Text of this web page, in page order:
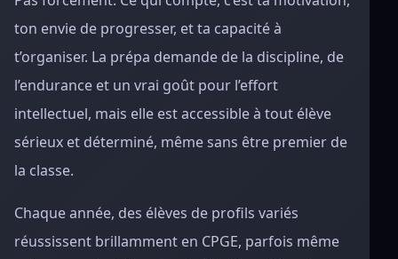
ton envie de progresser, et ta capacité à
t’organiser. La prépa demande de la discipline, de
l’endurance et un vrai goût pour l’effort
intellectuel, mais elle est accessible à tout élève
sérieux et déterminé, même sans être premier de
la classe.
Chaque année, des élèves de profils variés
réussissent brillamment en CPGE, parfois même